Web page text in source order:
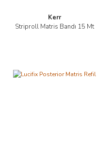
Kerr
Striproll Matris Bandı 15 Mt